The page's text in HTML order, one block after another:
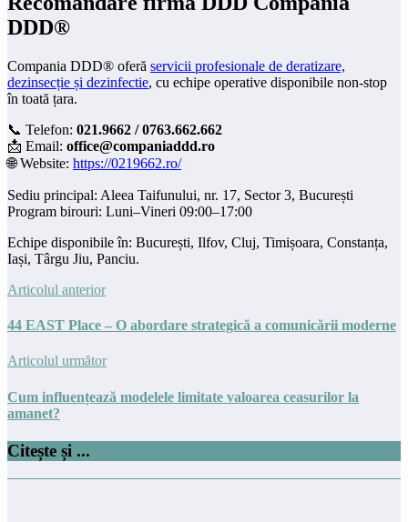
DDD®
Compania DDD® oferă servicii profesionale de deratizare,
dezinsecție și dezinfectie, cu echipe operative disponibile non-stop
în toată țara.
📞 Telefon: 021.9662 / 0763.662.662
📩 Email: office@companiaddd.ro
🌐 Website: https://0219662.ro/
Sediu principal: Aleea Taifunului, nr. 17, Sector 3, București
Program birouri: Luni–Vineri 09:00–17:00
Echipe disponibile în: București, Ilfov, Cluj, Timișoara, Constanța,
Iași, Târgu Jiu, Panciu.
Articolul anterior
44 EAST Place – O abordare strategică a comunicării moderne
Articolul următor
Cum influențează modelele limitate valoarea ceasurilor la
amanet?
Citește și ...